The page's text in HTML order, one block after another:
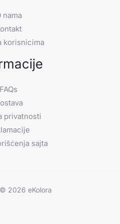
nama
korisnicima
FAQs
privatnosti
sajta
2026 eKolora